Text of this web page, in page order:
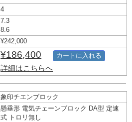
4
7.3
8.6
¥242,000
¥186,400
詳細はこちらへ
カートに入れる
象印チエンブロック
懸垂形 電気チェーンブロック DA型 定速
式 トロリ無し